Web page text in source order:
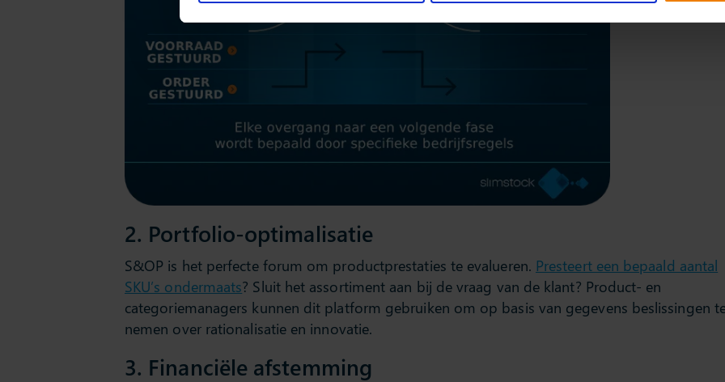
2. Portfolio-optimalisatie
S&OP is het perfecte forum om productprestaties te evalueren. Presteert een bepaald aantal
SKU’s ondermaats? Sluit het assortiment aan bij de vraag van de klant? Product- en
categoriemanagers kunnen dit platform gebruiken om op basis van gegevens beslissingen
nemen over rationalisatie en innovatie.
3. Financiële afstemming